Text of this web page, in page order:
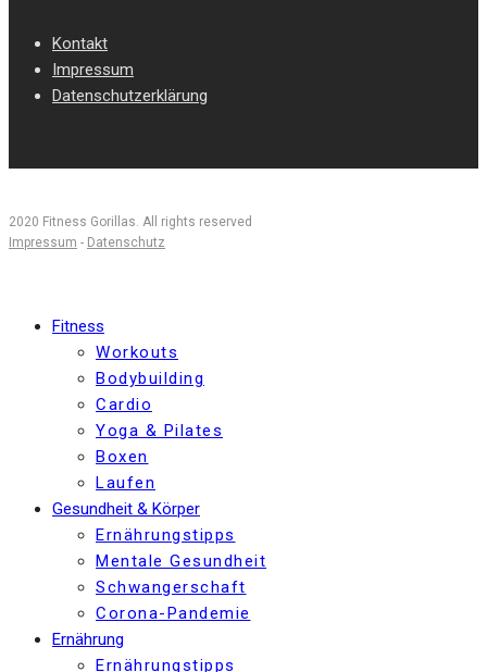
Kontakt
Impressum
Datenschutzerklärung
2020 Fitness Gorillas. All rights reserved
Impressum - Datenschutz
Fitness
Workouts
Bodybuilding
Cardio
Yoga & Pilates
Boxen
Laufen
Gesundheit & Körper
Ernährungstipps
Mentale Gesundheit
Schwangerschaft
Corona-Pandemie
Ernährung
Ernährungstipps